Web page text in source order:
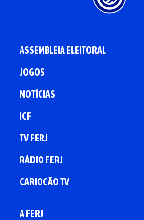
ASSEMBLEIA ELEITORAL
JOGOS
NOTÍCIAS
ICF
TV FERJ
RÁDIO FERJ
CARIOCÃO TV
A FERJ